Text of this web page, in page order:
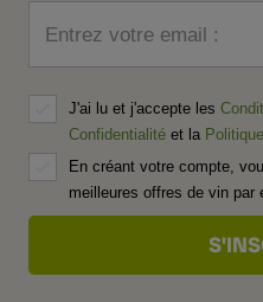
Entrez votre email :
J'ai lu et j'accepte les
Confidentialité et la
En créant votre compte,
meilleures offres de vin par